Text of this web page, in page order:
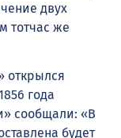
двух
тотчас же
открылся
года
сообщали: «В
будет